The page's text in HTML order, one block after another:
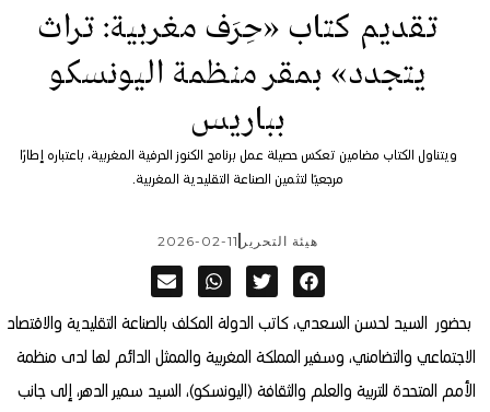
تقديم كتاب «حِرَف مغربية: تراث
يتجدد» بمقر منظمة اليونسكو
بباريس
ويتناول الكتاب مضامين تعكس حصيلة عمل برنامج الكنوز الحرفية المغربية، باعتباره إطارًا
مرجعيًا لتثمين الصناعة التقليدية المغربية.
هيئة التحرير 2026-02-11
بحضور السيد لحسن السعدي، كاتب الدولة المكلف بالصناعة التقليدية والاقتصاد
الاجتماعي والتضامني، وسفير المملكة المغربية والممثل الدائم لها لدى منظمة
الأمم المتحدة للتربية والعلم والثقافة (اليونسكو)، السيد سمير الدهر، إلى جانب